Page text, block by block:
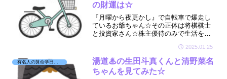
の財運は☆
『月曜から夜更かし』で自転車で爆走し
ているお爺ちゃん☆その正体は将棋棋士
と投資家さん☆株主優待のみで生活をさ
運の星があるのか☆命式を拝見させてい
ただきましたよ☆🔮
2025.01.25
湯道♨の生田斗真くんと清野菜名
ちゃんを見てみた☆